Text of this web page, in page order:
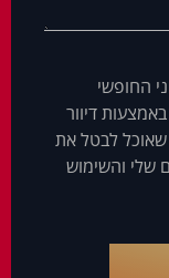
החופשי
דיוור
שאוכל לבטל את
שלי והשימוש